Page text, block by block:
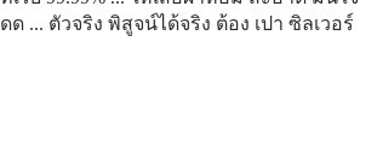
... ตัวจริง พิสูจน์ได้จริง ต้อง เปา ซิลเวอร์